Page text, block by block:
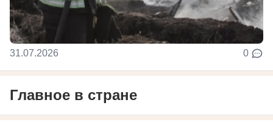
31.07.2026 0
Главное в стране